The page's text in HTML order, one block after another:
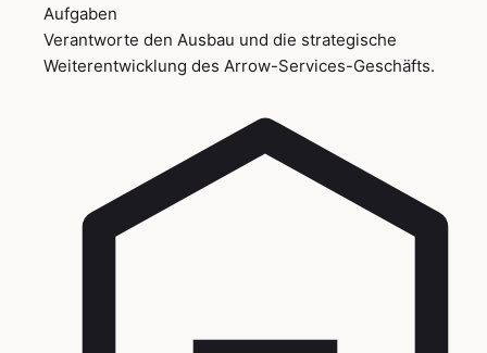
Aufgaben
Verantworte den Ausbau und die strategische
Weiterentwicklung des Arrow-Services-Geschäfts.